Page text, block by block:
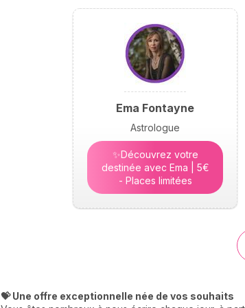
Ema Fontayne
Astrologue
✨Découvrez votre
destinée avec Ema | 5€
- Places limitées
💝 Une offre exceptionnelle née de vos souhaits